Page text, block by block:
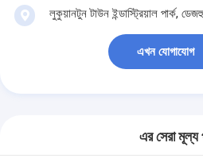
লুকুয়ানটুন টাউন ইন্ডাস্ট্রিয়াল পার্ক,
এখন যোগাযোগ
এর সেরা মূল্য